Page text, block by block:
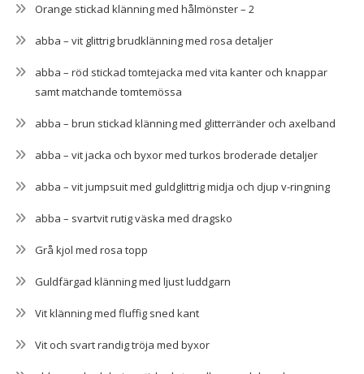
Orange stickad klänning med hålmönster – 2
abba – vit glittrig brudklänning med rosa detaljer
abba – röd stickad tomtejacka med vita kanter och knappar
samt matchande tomtemössa
abba – brun stickad klänning med glitterränder och axelband
abba – vit jacka och byxor med turkos broderade detaljer
abba – vit jumpsuit med guldglittrig midja och djup v-ringning
abba – svartvit rutig väska med dragsko
Grå kjol med rosa topp
Guldfärgad klänning med ljust luddgarn
Vit klänning med fluffig sned kant
Vit och svart randig tröja med byxor